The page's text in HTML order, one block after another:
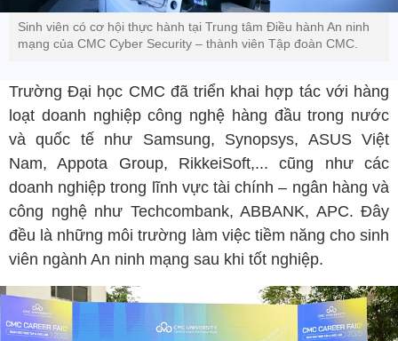
Sinh viên có cơ hội thực hành tại Trung tâm Điều hành An ninh
mạng của CMC Cyber Security – thành viên Tập đoàn CMC.
Trường Đại học CMC đã triển khai hợp tác với hàng
loạt doanh nghiệp công nghệ hàng đầu trong nước
và quốc tế như Samsung, Synopsys, ASUS Việt
Nam, Appota Group, RikkeiSoft,... cũng như các
doanh nghiệp trong lĩnh vực tài chính – ngân hàng và
công nghệ như Techcombank, ABBANK, APC. Đây
đều là những môi trường làm việc tiềm năng cho sinh
viên ngành An ninh mạng sau khi tốt nghiệp.